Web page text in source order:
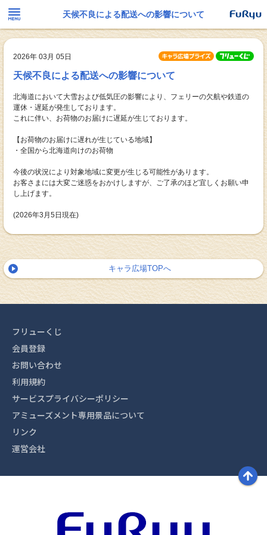
天候不良による配送への影響について
2026年 03月 05日
天候不良による配送への影響について
北海道において大雪および低気圧の影響により、フェリーの欠航や鉄道の
運休・遅延が発生しております。
これに伴い、お荷物のお届けに遅延が生じております。
【お荷物のお届けに遅れが生じている地域】
・全国から北海道向けのお荷物
今後の状況により対象地域に変更が生じる可能性があります。
お客さまには大変ご迷惑をおかけしますが、ご了承のほど宜しくお願い申
し上げます。
(2026年3月5日現在)
キャラ広場TOPへ
フリューくじ
会員登録
お問い合わせ
利用規約
サービスプライバシーポリシー
アミューズメント専用景品について
リンク
運営会社